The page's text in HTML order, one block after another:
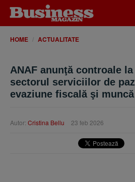
HOME ACTUALITATE
ANAF anunţă controale
sectorul serviciilor de
evaziune fiscală şi
Autor: Cristina Bellu 23 feb 2026